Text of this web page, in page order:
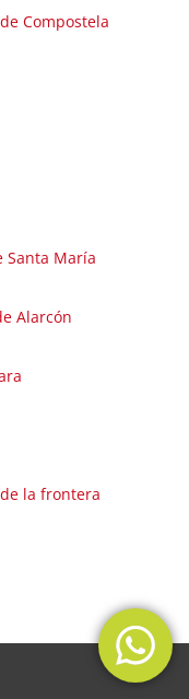
Compostela
Santa María
Alarcón
la frontera